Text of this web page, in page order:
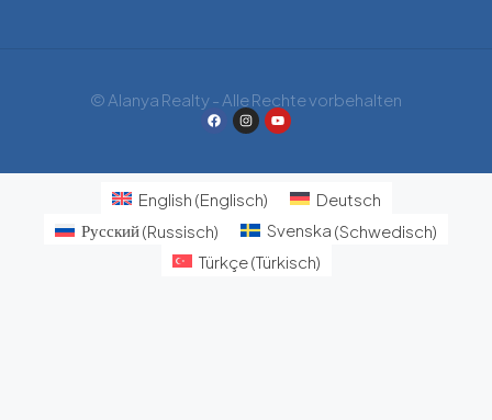
© Alanya Realty - Alle Rechte vorbehalten
English (Englisch)
Deutsch
Русский(Russisch) Svenska (Schwedisch)
Türkçe(Türkisch)